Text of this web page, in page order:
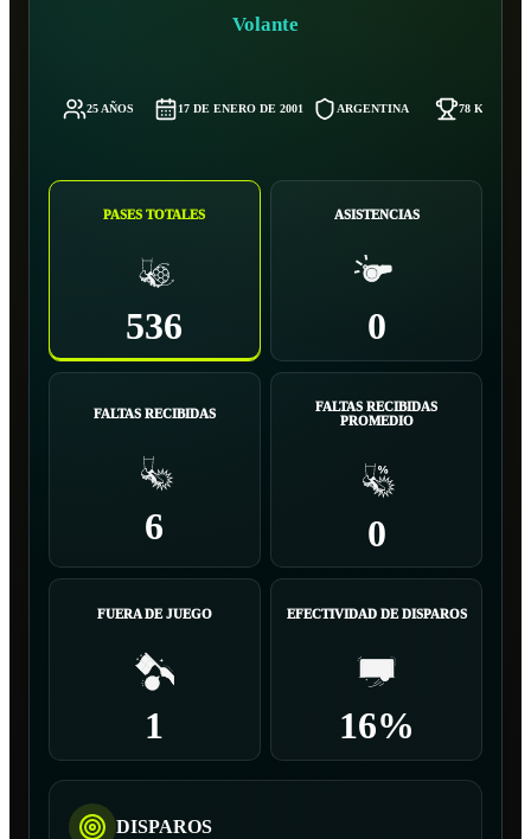
Volante
25 AÑOS 17 DE ENERO DE 2001 ARGENTINA 78 KG
PASES TOTALES
536
ASISTENCIAS
0
FALTAS RECIBIDAS
6
FALTAS RECIBIDAS
PROMEDIO
0
FUERA DE JUEGO
1
EFECTIVIDAD DE DISPAROS
16%
DISPAROS